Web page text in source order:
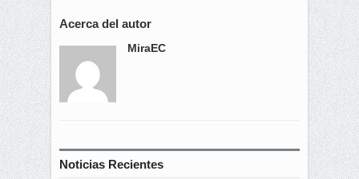
Acerca del autor
MiraEC
Noticias Recientes